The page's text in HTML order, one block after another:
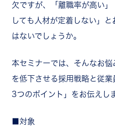
欠ですが、「離職率が高い
しても人材が定着しない」
はないでしょうか。
本セミナーでは、そんなお
を低下させる採用戦略と従
3つのポイント」をお伝えしま
■対象